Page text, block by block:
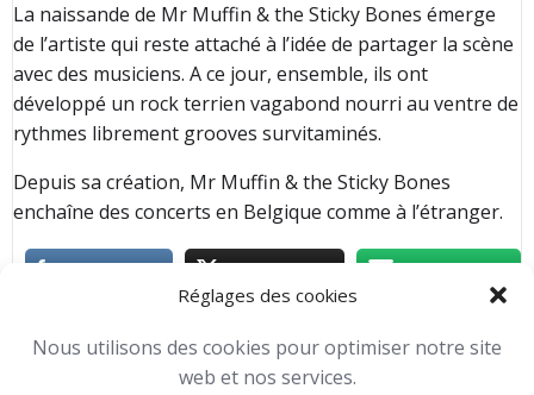
Réglages des cookies
Nous utilisons des cookies pour optimiser notre site
web et nos services.
La naissande de Mr Muffin & the Sticky Bones émerge
de l’artiste qui reste attaché à l’idée de partager la scène
avec des musiciens. A ce jour, ensemble, ils ont
développé un rock terrien vagabond nourri au ventre de
rythmes librement grooves survitaminés.
Depuis sa création, Mr Muffin & the Sticky Bones
enchaîne des concerts en Belgique comme à l’étranger.
Michael Horevoets - 16 h 21 min